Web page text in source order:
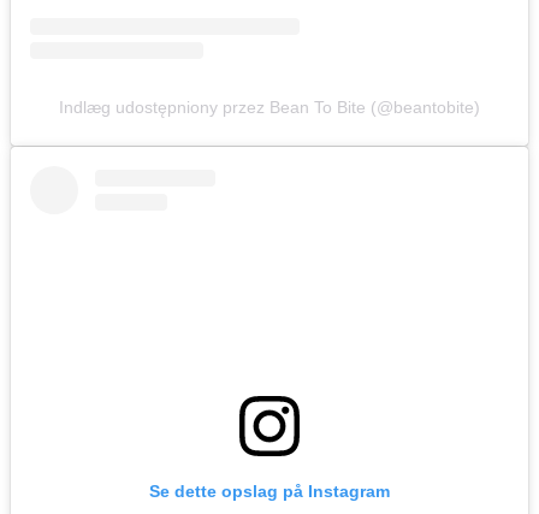
Indlæg udostępniony przez Bean To Bite (@beantobite)
Se dette opslag på Instagram